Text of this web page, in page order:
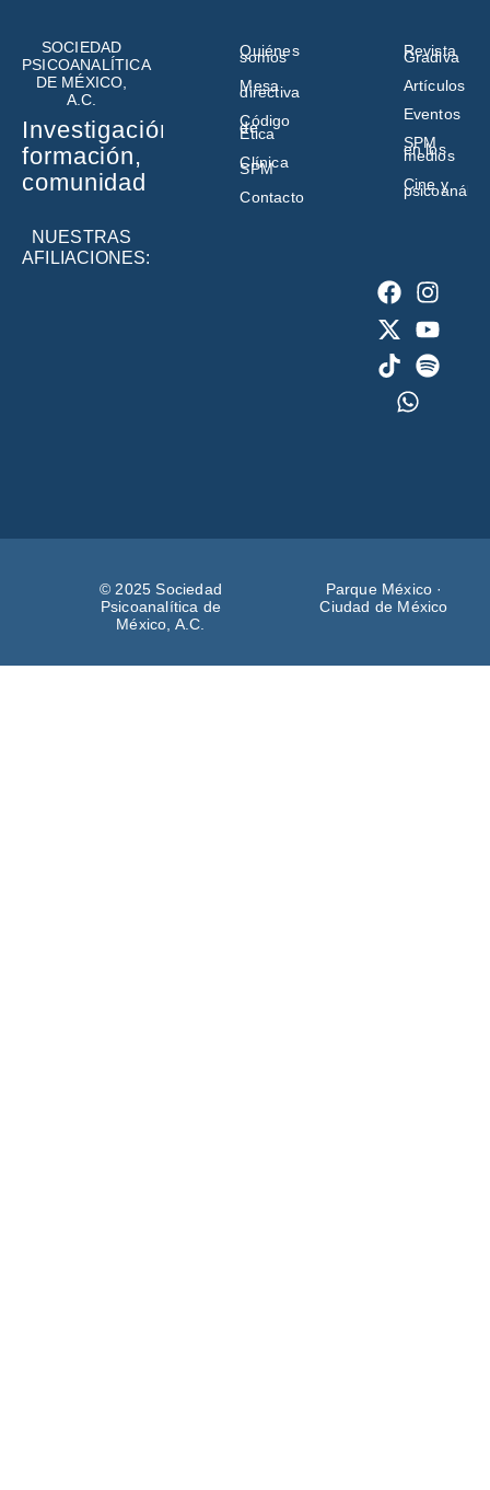
SOCIEDAD
PSICOANALÍTICA
DE MÉXICO,
A.C.
Investigación,
formación,
comunidad
NUESTRAS
AFILIACIONES:
Quiénes
somos
Mesa
directiva
Código
de
Ética
Clínica
SPM
Contacto
Revista
Gradiva
Artículos
Eventos
SPM
en los
medios
Cine y
© 2025 Sociedad
Psicoanalítica de
México, A.C.
Parque México ·
Ciudad de México